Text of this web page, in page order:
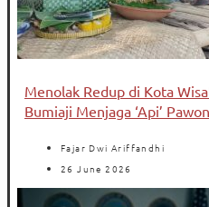
Menolak Redup di Kota
Bumiaji Menjaga ‘Api’
Fajar Dwi Ariffandhi
26 June 2026